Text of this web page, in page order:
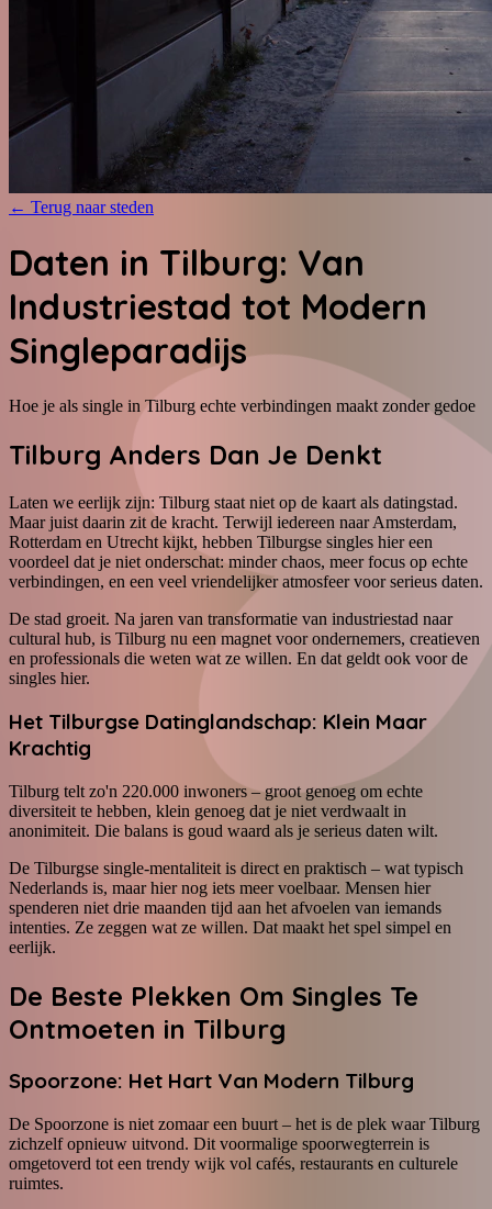
← Terug naar steden
Daten in Tilburg: Van
Industriestad tot Modern
Singleparadijs
Hoe je als single in Tilburg echte verbindingen maakt zonder gedoe
Tilburg Anders Dan Je Denkt
Laten we eerlijk zijn: Tilburg staat niet op de kaart als datingstad.
Maar juist daarin zit de kracht. Terwijl iedereen naar Amsterdam,
Rotterdam en Utrecht kijkt, hebben Tilburgse singles hier een
voordeel dat je niet onderschat: minder chaos, meer focus op echte
verbindingen, en een veel vriendelijker atmosfeer voor serieus daten.
De stad groeit. Na jaren van transformatie van industriestad naar
cultural hub, is Tilburg nu een magnet voor ondernemers, creatieven
en professionals die weten wat ze willen. En dat geldt ook voor de
singles hier.
Het Tilburgse Datinglandschap: Klein Maar
Krachtig
Tilburg telt zo'n 220.000 inwoners – groot genoeg om echte
diversiteit te hebben, klein genoeg dat je niet verdwaalt in
anonimiteit. Die balans is goud waard als je serieus daten wilt.
De Tilburgse single-mentaliteit is direct en praktisch – wat typisch
Nederlands is, maar hier nog iets meer voelbaar. Mensen hier
spenderen niet drie maanden tijd aan het afvoelen van iemands
intenties. Ze zeggen wat ze willen. Dat maakt het spel simpel en
eerlijk.
De Beste Plekken Om Singles Te
Ontmoeten in Tilburg
Spoorzone: Het Hart Van Modern Tilburg
De Spoorzone is niet zomaar een buurt – het is de plek waar Tilburg
zichzelf opnieuw uitvond. Dit voormalige spoorwegterrein is
omgetoverd tot een trendy wijk vol cafés, restaurants en culturele
ruimtes.